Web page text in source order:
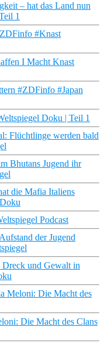
– hat das Land nun
1
#Knast
I Macht Knast
#ZDFinfo #Japan
Doku | Teil 1
Flüchtlinge werden bald
Bhutans Jugend ihr
die Mafia Italiens
Podcast
der Jugend
Dreck und Gewalt in
Meloni: Die Macht des
Die Macht des Clans